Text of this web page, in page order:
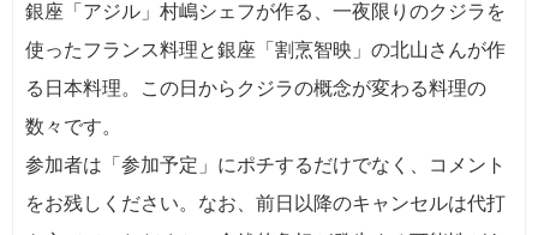
銀座「アジル」村嶋シェフが作る、一夜限りのクジラを
使ったフランス料理と銀座「割烹智映」の北山さんが作
る日本料理。この日からクジラの概念が変わる料理の
数々です。
参加者は「参加予定」にポチするだけでなく、コメント
をお残しください。なお、前日以降のキャンセルは代打